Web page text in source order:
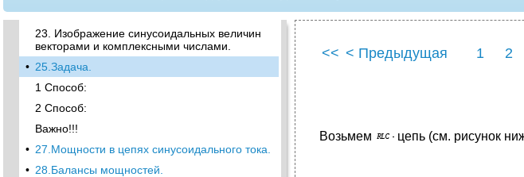
• 22.Расчет цепей на синусоидальном токе.
23. Изображение синусоидальных величин
векторами и комплексными числами.
• 25.Задача.
1 Способ:
2 Способ:
Важно!!!
• 27.Мощности в цепях синусоидального тока.
• 28.Балансы мощностей.
<< < Предыдущая 1 2
Возьмем цепь (см. рисунок